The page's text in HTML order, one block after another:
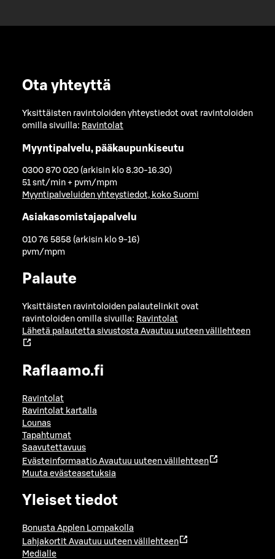
Ota yhteyttä
Yksittäisten ravintoloiden yhteystiedot ovat ravintoloiden
omilla sivuilla: Ravintolat
Myyntipalvelu, pääkaupunkiseutu
0300 870 020 (arkisin klo 8.30-16.30)
51 snt/min + pvm/mpm
Myyntipalveluiden yhteystiedot, koko Suomi
Asiakasomistajapalvelu
010 76 5858 (arkisin klo 9-16)
pvm/mpm
Palaute
Yksittäisten ravintoloiden palautelinkit ovat
ravintoloiden omilla sivuilla: Ravintolat
Lähetä palautetta sivustosta Avautuu uuteen välilehteen
Raflaamo.fi
Ravintolat
Ravintolat kartalla
Lounas
Tapahtumat
Saavutettavuus
Evästeinformaatio Avautuu uuteen välilehteen
Muuta evästeasetuksia
Yleiset tiedot
Bonusta Applen Lompakolla
Lahjakortit Avautuu uuteen välilehteen
Medialle